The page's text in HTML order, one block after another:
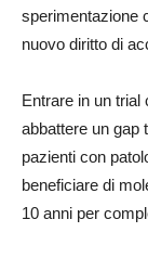
sperimentazione
nuovo diritto di
Entrare in un trial
abbattere un gap
pazienti con
beneficiare di
10 anni per